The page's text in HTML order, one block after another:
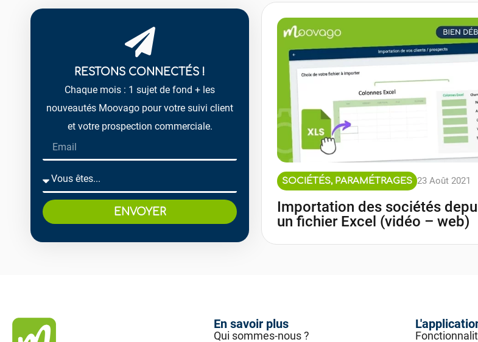
RESTONS CONNECTÉS !
Chaque mois : 1 sujet de fond + les
nouveautés Moovago pour votre suivi client
et votre prospection commerciale.
ENVOYER
SOCIÉTÉS, PARAMÉTRAGES 23 Août 2021
Importation des sociétés
un fichier Excel (vidéo – web)
En savoir plus
Qui sommes-nous ?